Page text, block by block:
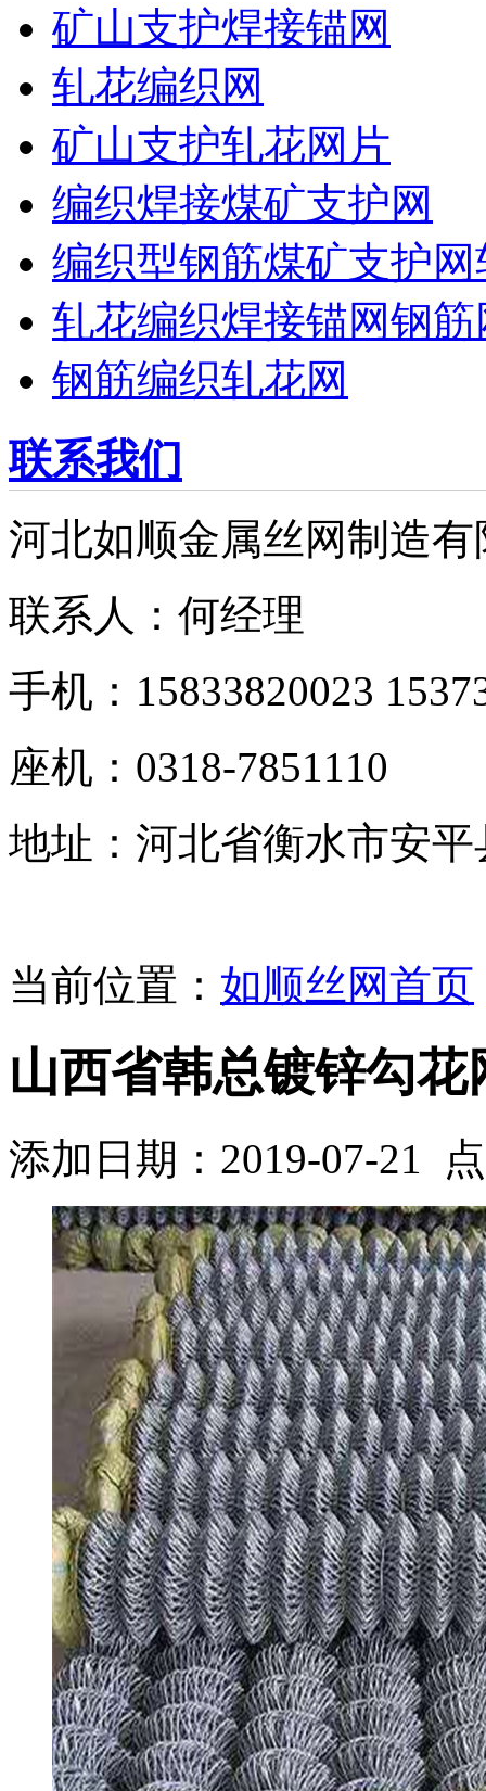
矿山支护焊接锚网
轧花编织网
矿山支护轧花网片
编织焊接煤矿支护网
编织型钢筋煤矿支护
轧花编织焊接锚网钢
钢筋编织轧花网
联系我们
河北如顺金属丝网制造有
联系人：何经理
手机：15833820023
座机：0318-7851110
地址：河北省衡水市安
当前位置： 如顺丝网首页
山西省韩总镀锌勾花
添加日期：2019-07-21